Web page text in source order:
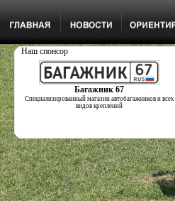
Наш спонсор
Багажник 67
Специализированный магазин автобагажников и всех
видов креплений